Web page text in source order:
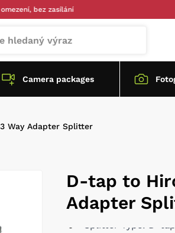
bez zasílání
Camera packages
Way Adapter Splitter
D-tap to
Adapter
Splitter Type: D-